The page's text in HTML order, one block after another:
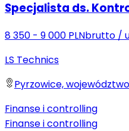
Specjalista ds.
8 350 - 9 000 PLNbrutto /
LS Technics
Pyrzowice,
Finanse i controlling
Finanse i controlling